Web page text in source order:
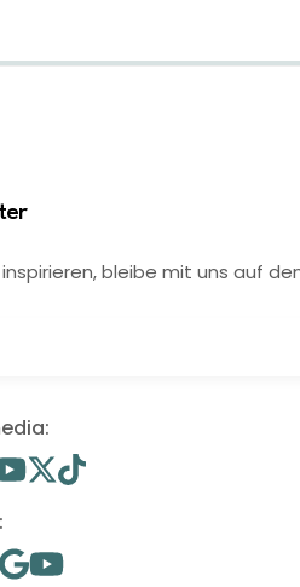
inspirieren, bleibe mit uns auf